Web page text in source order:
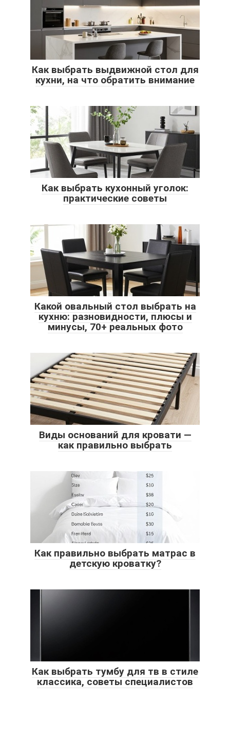
Как выбрать выдвижной стол для
кухни, на что обратить внимание
Как выбрать кухонный уголок:
практические советы
Какой овальный стол выбрать на
кухню: разновидности, плюсы и
минусы, 70+ реальных фото
Виды оснований для кровати —
как правильно выбрать
Как правильно выбрать матрас в
детскую кроватку?
Как выбрать тумбу для тв в стиле
классика, советы специалистов